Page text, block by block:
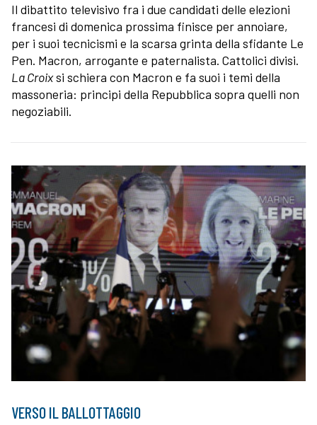
Il dibattito televisivo fra i due candidati delle elezioni
francesi di domenica prossima finisce per annoiare,
per i suoi tecnicismi e la scarsa grinta della sfidante Le
Pen. Macron, arrogante e paternalista. Cattolici divisi.
La Croixsi schiera con Macron e fa suoi i temi della
massoneria: principi della Repubblica sopra quelli non
negoziabili.
VERSO IL BALLOTTAGGIO